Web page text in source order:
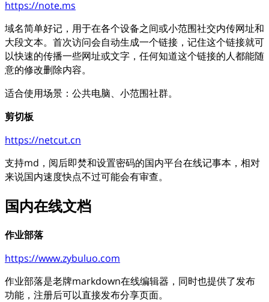
https://note.ms
域名简单好记，用于在各个设备之间或小范围社交内传网址和
大段文本。首次访问会自动生成一个链接，记住这个链接就可
以快速的传播一些网址或文字，任何知道这个链接的人都能随
意的修改删除内容。
适合使用场景：公共电脑、小范围社群。
剪切板
https://netcut.cn
支持md，阅后即焚和设置密码的国内平台在线记事本，相对
来说国内速度快点不过可能会有审查。
国内在线文档
作业部落
https://www.zybuluo.com
作业部落是老牌markdown在线编辑器，同时也提供了发布
功能，注册后可以直接发布分享页面。